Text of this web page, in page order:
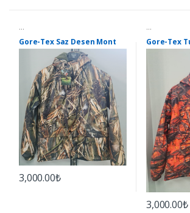
...
Gore-Tex Saz Desen Mont
3,000.00₺
...
Gore-Tex
3,000.00₺